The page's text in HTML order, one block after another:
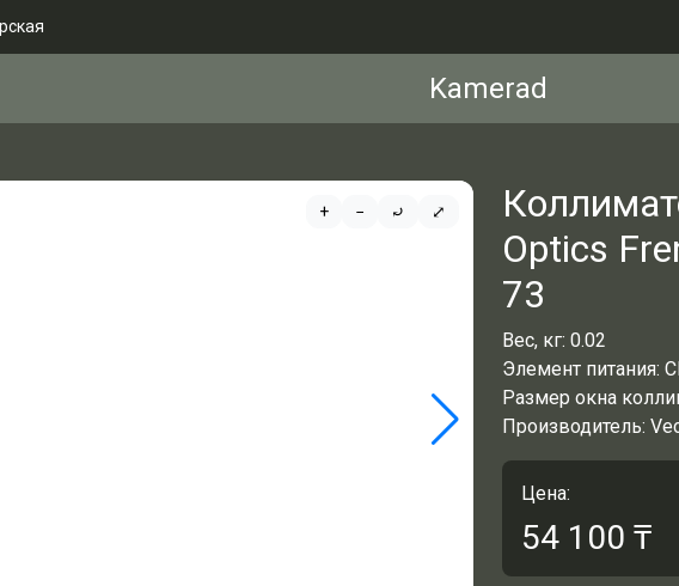
Kamerad
+ − ⤾ ⤢
Optics
73
Вес, кг: 0.02
Элемент питания:
Размер окна
Производитель:
Цена:
54 100 ₸